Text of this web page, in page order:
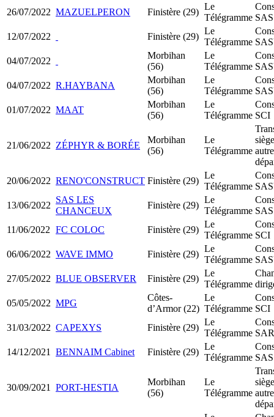
26/07/2022 MAZUELPERON Finistère (29)
Le
Télégramme SAS
12/07/2022
Finistère (29)
Le
Télégramme
04/07/2022
Morbihan
(56)
Le
Télégramme
04/07/2022 R.HAYBANA
Morbihan
(56)
Le
Télégramme
01/07/2022 MAAT
Morbihan
(56)
Le
Télégramme SCI
21/06/2022 ZÉPHYR & BORÉE
Morbihan
(56)
Le
Télégramme autre
20/06/2022 RENO'CONSTRUCT Finistère (29)
Le
Télégramme
13/06/2022
SAS LES
CHANCEUX
Finistère (29)
Le
Télégramme SAS
11/06/2022 FC COLOC Finistère (29)
Le
Télégramme SCI
06/06/2022 WAVE IMMO Finistère (29)
Le
Télégramme
27/05/2022 BLUE OBSERVER Finistère (29)
Le
Télégramme
05/05/2022 MPG
Côtes-
d’Armor (22)
Le
Télégramme SCI
31/03/2022 CAPEXYS Finistère (29)
Le
Télégramme
14/12/2021
BENNAIM Cabinet Finistère (29)
Le
Télégramme SAS
30/09/2021 PORT-HESTIA
Morbihan
(56)
Le
Télégramme autre